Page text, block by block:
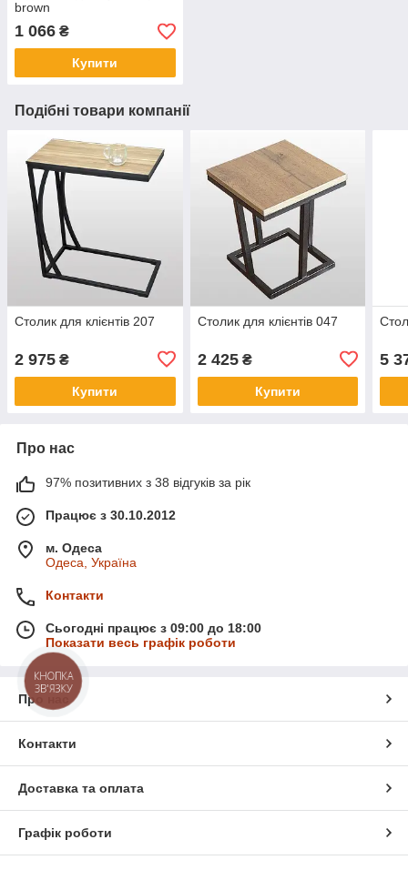
brown
1 066 ₴
Купити
Подібні товари компанії
Столик для клієнтів 207
2 975 ₴
Купити
Столик для клієнтів 047
2 425₴
Купити
5
Про нас
97% позитивних з 38 відгуків за рік
Працює з 30.10.2012
м. Одеса
Одеса, Україна
Контакти
Сьогодні працює з 09:00 до 18:00
Показати весь графік роботи
Про нас
Контакти
Доставка та оплата
Графік роботи
КНОПКА
ЗВ'ЯЗКУ